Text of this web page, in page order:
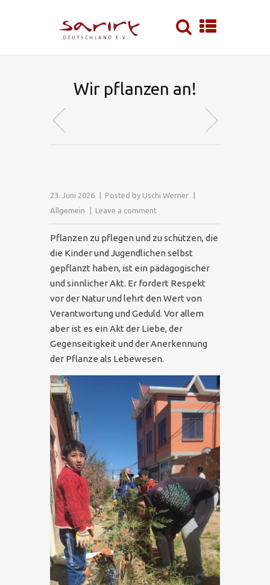
Wir pflanzen an!
23. Juni 2026 Posted by Uschi Werner
Allgemein
Leave a comment
Pflanzen zu pflegen und zu schützen, die
die Kinder und Jugendlichen selbst
gepflanzt haben, ist ein pädagogischer
und sinnlicher Akt. Er fordert Respekt
vor der Natur und lehrt den Wert von
Verantwortung und Geduld. Vor allem
aber ist es ein Akt der Liebe, der
Gegenseitigkeit und der Anerkennung
der Pflanze als Lebewesen.